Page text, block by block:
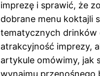
imprezę i sprawić, że
dobrane menu koktajli
tematycznych drinków
atrakcyjność imprezy,
artykule omówimy, jak
wynajmu